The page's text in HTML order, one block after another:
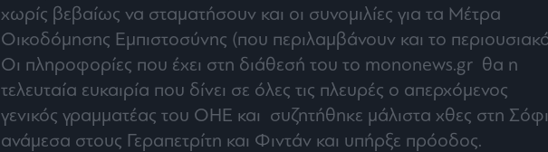
χωρίς βεβαίως να σταματήσουν και οι συνομιλίες για τα Μέτρα
Οικοδόμησης Εμπιστοσύνης (που περιλαμβάνουν και το
Οι πληροφορίες που έχει στη διάθεσή του το mononews.gr θα η
τελευταία ευκαιρία που δίνει σε όλες τις πλευρές ο απερχόμενος
γενικός γραμματέας του ΟΗΕ και συζητήθηκε μάλιστα χθες στη
ανάμεσα στους Γεραπετρίτη και Φιντάν και υπήρξε πρόοδος.